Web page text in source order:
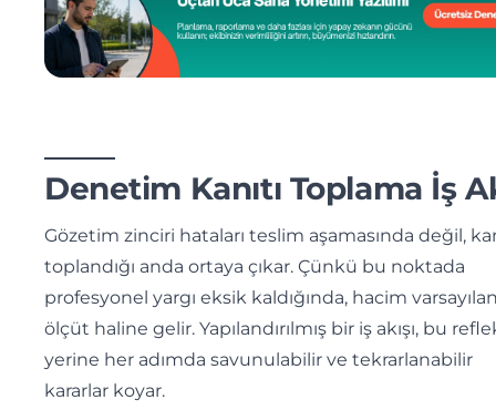
Denetim Kanıtı Toplama İş
Gözetim zinciri hataları teslim aşamasında değil,
toplandığı anda ortaya çıkar. Çünkü bu noktada
profesyonel yargı eksik kaldığında, hacim
ölçüt haline gelir. Yapılandırılmış bir iş akışı, bu
yerine her adımda savunulabilir ve tekrarlanabilir
kararlar koyar.